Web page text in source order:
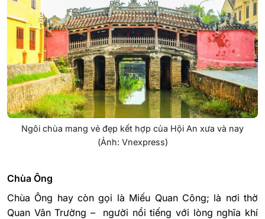
Ngôi chùa mang vẻ đẹp kết hợp của Hội An xưa và nay
(Ảnh: Vnexpress)
Chùa Ông
Chùa Ông hay còn gọi là Miếu Quan Công; là nơi thờ
Quan Vân Trường – người nổi tiếng với lòng nghĩa khí